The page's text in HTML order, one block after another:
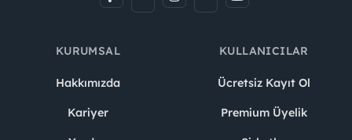
KURUMSAL
Hakkımızda
Kariyer
KULLANICILAR
Ücretsiz Kayıt Ol
Premium Üyelik